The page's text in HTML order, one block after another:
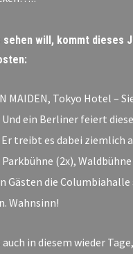
will, kommt dieses
MAIDEN, Tokyo Hotel –
ein Berliner feiert
treibt es dabei ziemlich
(2x),
Gästen die Columbiahalle
Wahnsinn!
in diesem wieder